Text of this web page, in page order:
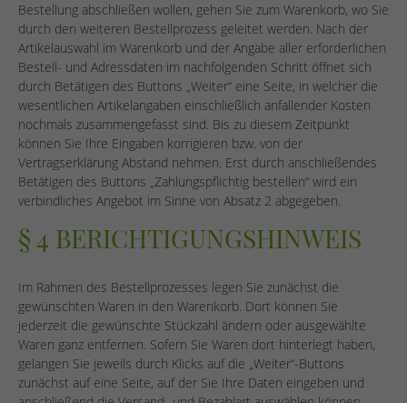
Bestellung abschließen wollen, gehen Sie zum Warenkorb, wo Sie
durch den weiteren Bestellprozess geleitet werden. Nach der
Artikelauswahl im Warenkorb und der Angabe aller erforderlichen
Bestell- und Adressdaten im nachfolgenden Schritt öffnet sich
durch Betätigen des Buttons „Weiter“ eine Seite, in welcher die
wesentlichen Artikelangaben einschließlich anfallender Kosten
nochmals zusammengefasst sind. Bis zu diesem Zeitpunkt
können Sie Ihre Eingaben korrigieren bzw. von der
Vertragserklärung Abstand nehmen. Erst durch anschließendes
Betätigen des Buttons „Zahlungspflichtig bestellen“ wird ein
verbindliches Angebot im Sinne von Absatz 2 abgegeben.
§ 4 BERICHTIGUNGSHINWEIS
Im Rahmen des Bestellprozesses legen Sie zunächst die
gewünschten Waren in den Warenkorb. Dort können Sie
jederzeit die gewünschte Stückzahl ändern oder ausgewählte
Waren ganz entfernen. Sofern Sie Waren dort hinterlegt haben,
gelangen Sie jeweils durch Klicks auf die „Weiter“-Buttons
zunächst auf eine Seite, auf der Sie Ihre Daten eingeben und